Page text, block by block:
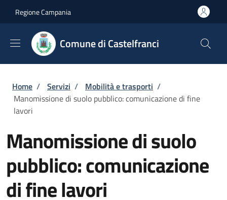
Regione Campania
Comune di Castelfranci
Briciole di pane
Home / Servizi / Mobilità e trasporti /
Manomissione di suolo pubblico: comunicazione di fine
lavori
Manomissione di suolo
pubblico: comunicazione
di fine lavori